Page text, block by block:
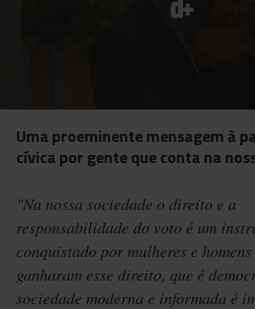
Uma proeminente mensagem à
cívica por gente que conta na
"Na nossa sociedade o direito e a
responsabilidade do voto é um
conquistado por mulheres e
ganharam esse direito, que é
sociedade moderna e informada é